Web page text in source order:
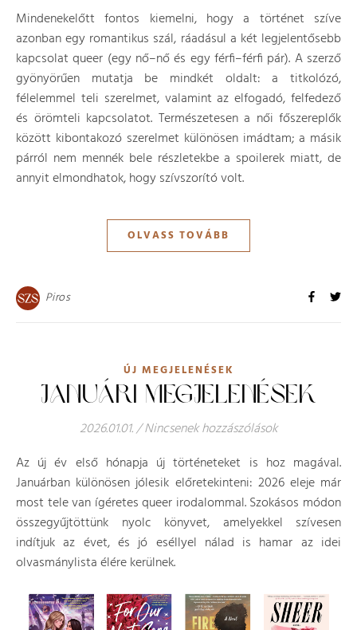
Mindenekelőtt fontos kiemelni, hogy a történet szíve
azonban egy romantikus szál, ráadásul a két legjelentősebb
kapcsolat queer (egy nő–nő és egy férfi–férfi pár). A szerző
gyönyörűen mutatja be mindkét oldalt: a titkolózó,
félelemmel teli szerelmet, valamint az elfogadó, felfedező
és örömteli kapcsolatot. Természetesen a női főszereplők
között kibontakozó szerelmet különösen imádtam; a másik
párról nem mennék bele részletekbe a spoilerek miatt, de
annyit elmondhatok, hogy szívszorító volt.
OLVASS TOVÁBB
Piros
ÚJ MEGJELENÉSEK
JANUÁRI MEGJELENÉSEK
2026.01.01./Nincsenek hozzászólások
Az új év első hónapja új történeteket is hoz magával.
Januárban különösen jólesik előretekinteni: 2026 eleje már
most tele van ígéretes queer irodalommal. Szokásos módon
összegyűjtöttünk nyolc könyvet, amelyekkel szívesen
indítjuk az évet, és jó eséllyel nálad is hamar az idei
olvasmánylista élére kerülnek.